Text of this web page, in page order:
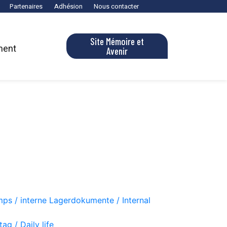
Partenaires Adhésion Nous contacter
Site Mémoire et
Avenir
/ interne Lagerdokumente / Internal
/ Daily life